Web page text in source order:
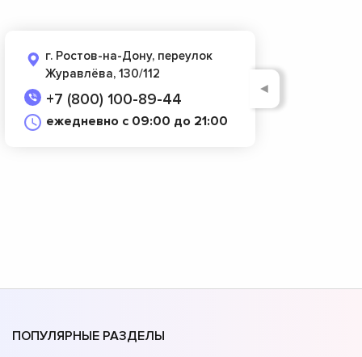
г. Ростов-на-Дону, переулок
Журавлёва, 130/112
+7 (800) 100-89-44
ежедневно с 09:00 до 21:00
◄
ПОПУЛЯРНЫЕ РАЗДЕЛЫ